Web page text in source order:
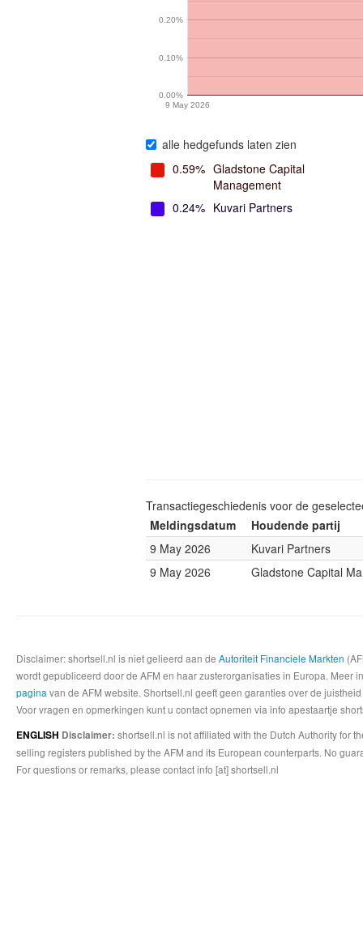
9 May 2026
0.00%
0.10%
0.20%
alle hedgefunds laten zien
0.59% Gladstone Capital
Management
0.24% Kuvari Partners
Transactiegeschiedenis voor de
Meldingsdatum
Houdende partij
9 May 2026
Kuvari Partners
9 May 2026
Gladstone Capital
Disclaimer: shortsell.nl is niet gelieerd aan de Autoriteit Financiele Markten
wordt gepubliceerd door de AFM en haar zusterorganisaties in Europa.
pagina van de AFM website. Shortsell.nl geeft geen garanties over de
Voor vragen en opmerkingen kunt u contact opnemen via info apestaartje
ENGLISH Disclaimer: shortsell.nl is not affiliated with the Dutch Authority for
selling registers published by the AFM and its European counterparts. No
For questions or remarks, please contact info [at] shortsell.nl